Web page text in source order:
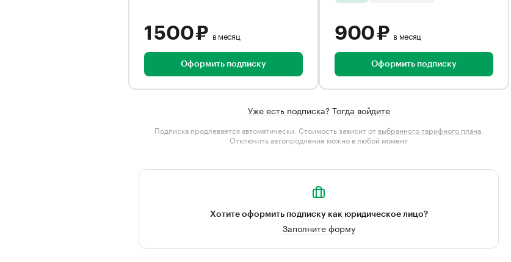
1 500 ₽ в месяц
Оформить подписку
900 ₽ в месяц
Оформить подписку
Уже есть подписка? Тогда войдите
Подписка продлевается автоматически. Стоимость зависит от выбранного тарифного плана.
Отключить автопродление можно в любой момент
Хотите оформить подписку как юридическое лицо?
Заполните форму